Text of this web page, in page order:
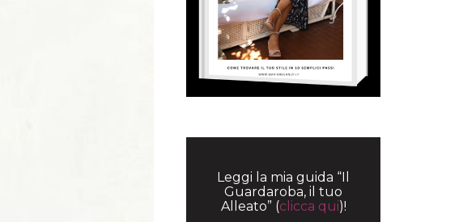
Leggi la mia guida “Il
Guardaroba, il tuo
Alleato” (clicca qui)!